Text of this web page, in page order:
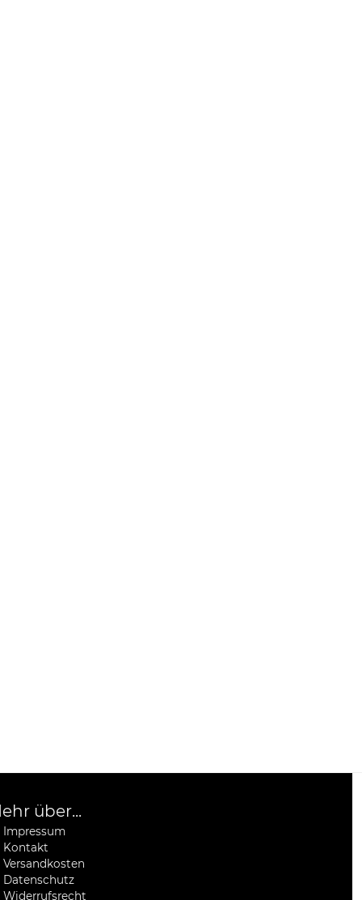
über...
Impressum
Kontakt
Versandkosten
Datenschutz
Widerrufsrecht